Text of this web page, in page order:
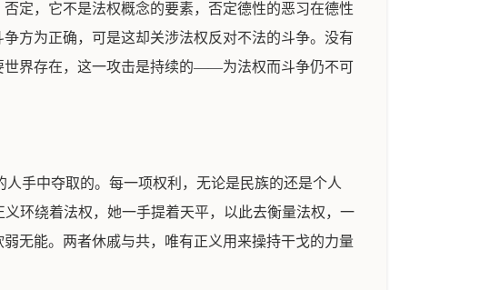
定，它不是法权概念的要素，否定德性的恶习在德性
方为正确，可是这却关涉法权反对不法的斗争。没有
界存在，这一攻击是持续的——为法权而斗争仍不可
手中夺取的。每一项权利，无论是民族的还是个人
环绕着法权，她一手提着天平，以此去衡量法权，一
无能。两者休戚与共，唯有正义用来操持干戈的力量